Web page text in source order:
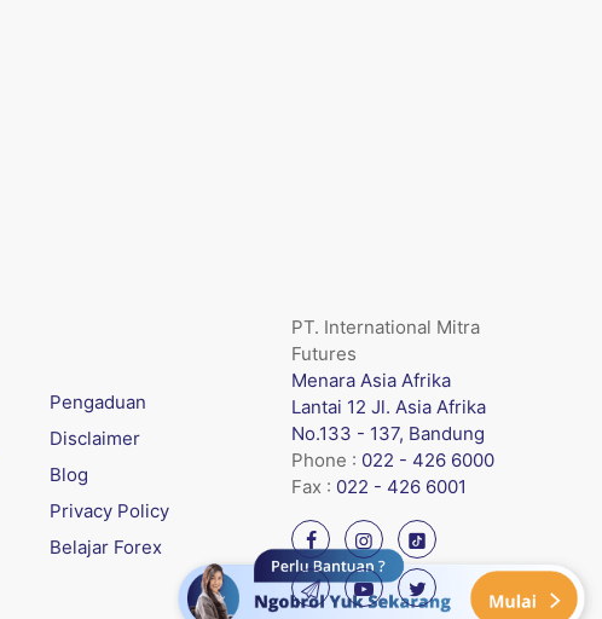
Pengaduan
Disclaimer
Blog
Privacy Policy
Belajar Forex
PT. International Mitra
Futures
Menara Asia Afrika
Lantai 12 Jl. Asia Afrika
No.133 - 137, Bandung
Phone : 022 - 426 6000
Fax : 022 - 426 6001